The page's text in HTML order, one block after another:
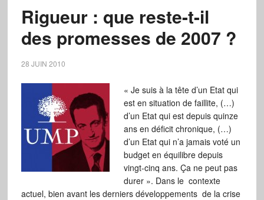
Rigueur : que reste-t-il
des promesses de 2007 ?
28 JUIN 2010
« Je suis à la tête d’un Etat qui
est en situation de faillite, (…)
d’un Etat qui est depuis quinze
ans en déficit chronique, (…)
d’un Etat qui n’a jamais voté un
budget en équilibre depuis
vingt-cinq ans. Ça ne peut pas
durer ». Dans le contexte
actuel, bien avant les derniers développements de la crise